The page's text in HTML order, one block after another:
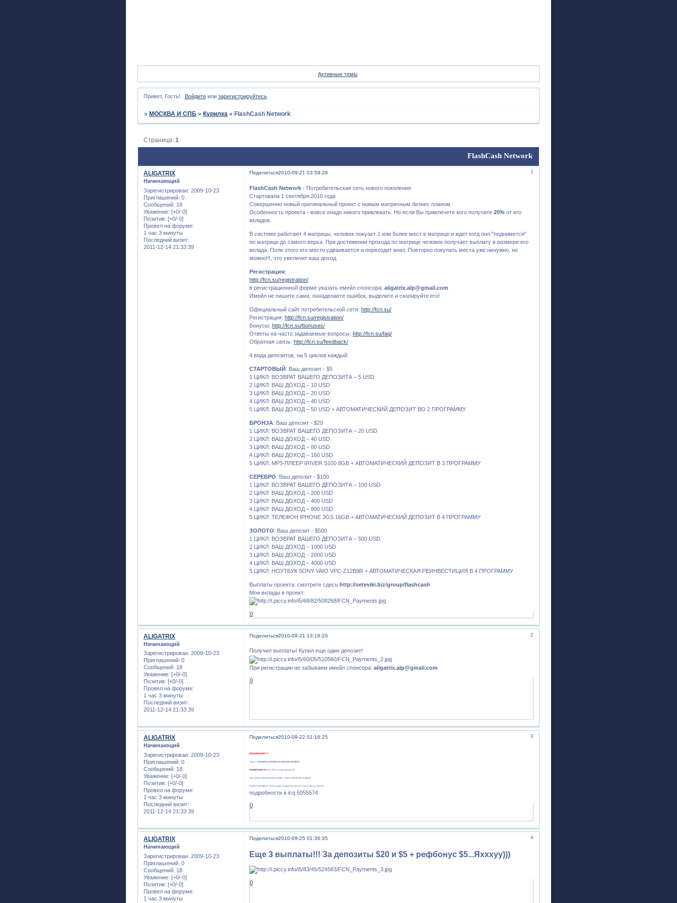
Активные темы
Привет, Гость! Войдитеили зарегистрируйтесь.
» МОСКВА И СПБ » Курилка » FlashCash Network
FlashCash Network
Страница:1
Поделиться 1
2010-09-21 03:59:28
ALIGATRIX
Начинающий
Зарегистрирован: 2009-10-23
Приглашений: 0
Сообщений: 18
Уважение: [+0/-0]
Позитив: [+0/-0]
Провел на форуме:
1 час 3 минуты
Последний визит:
2011-12-14 21:33:39
FlashCash Network - Потребительская сеть нового поколения
Стартовала 1 сентября 2010 года
Совершенно новый орегинальный проект с новым матричным бизнес планом.
Особенность проекта - вовсе енадо никого привлекать. Но если Вы привлечете кого получите20% от его
вкладов.
В системе работают 4 матрицы, человек покуает 1 или более мест в матрице и ждет когд оно "поднимется"
по матрице до самого верха. При достижении прохода по матрице человек получает выплату в размере его
вклада. Поле этого его место удваивается и переходит вниз. Повторно покупать места уже ненужно, но
можно!!!, это увеличит ваш доход.
Регистрация:
http://fcn.su/registration/
в регистрационной форме указать емейл спонсора:aligatrix.alp@gmail.com
Имейл не пишите сами, понаделаете ошибок, выделите и скопируйте его!
Официальный сайт потребительской сети:http://fcn.su/
Регистрация:http://fcn.su/registration/
Бонусы:http://fcn.su/bonuses/
Ответы на часто задаваемые вопросы:http://fcn.su/faq/
Обратная связь:http://fcn.su/feedback/
4 вида депозитов, на 5 циклов каждый:
СТАРТОВЫЙ: Ваш депозит - $5
1 ЦИКЛ: ВОЗВРАТ ВАШЕГО ДЕПОЗИТА – 5 USD
2 ЦИКЛ: ВАШ ДОХОД – 10 USD
3 ЦИКЛ: ВАШ ДОХОД – 20 USD
4 ЦИКЛ: ВАШ ДОХОД – 40 USD
5 ЦИКЛ: ВАШ ДОХОД – 50 USD + АВТОМАТИЧЕСКИЙ ДЕПОЗИТ ВО 2 ПРОГРАММУ
БРОНЗА: Ваш депозит - $20
1 ЦИКЛ: ВОЗВРАТ ВАШЕГО ДЕПОЗИТА – 20 USD
2 ЦИКЛ: ВАШ ДОХОД – 40 USD
3 ЦИКЛ: ВАШ ДОХОД – 80 USD
4 ЦИКЛ: ВАШ ДОХОД – 160 USD
5 ЦИКЛ: MP3-ПЛЕЕР IRIVER S100 8GB + АВТОМАТИЧЕСКИЙ ДЕПОЗИТ В 3 ПРОГРАММУ
СЕРЕБРО: Ваш депозит - $100
1 ЦИКЛ: ВОЗВРАТ ВАШЕГО ДЕПОЗИТА – 100 USD
2 ЦИКЛ: ВАШ ДОХОД – 200 USD
3 ЦИКЛ: ВАШ ДОХОД – 400 USD
4 ЦИКЛ: ВАШ ДОХОД – 800 USD
5 ЦИКЛ: ТЕЛЕФОН IPHONE 3GS 16GB + АВТОМАТИЧЕСКИЙ ДЕПОЗИТ В 4 ПРОГРАММУ
ЗОЛОТО: Ваш депозит - $500
1 ЦИКЛ: ВОЗВРАТ ВАШЕГО ДЕПОЗИТА – 500 USD
2 ЦИКЛ: ВАШ ДОХОД – 1000 USD
3 ЦИКЛ: ВАШ ДОХОД – 2000 USD
4 ЦИКЛ: ВАШ ДОХОД – 4000 USD
5 ЦИКЛ: НОУТБУК SONY VAIO VPC-Z12B9R + АВТОМАТИЧЕСКАЯ РЕИНВЕСТИЦИЯ В 4 ПРОГРАММУ
Выплаты проекта: смотрите сдесьhttp://seteviki.biz/group/flashcash
Мои вклады в проект:
0
Поделиться 2
2010-09-21 13:16:20
ALIGATRIX
Начинающий
Зарегистрирован: 2009-10-23
Приглашений: 0
Сообщений: 18
Уважение: [+0/-0]
Позитив: [+0/-0]
Провел на форуме:
1 час 3 минуты
Последний визит:
2011-12-14 21:33:39
Получил выплаты! Купил еще один депозит!
При регистрации не забываем имейл спонсора:aligatrix.alp@gmail.com
0
Поделиться 3
2010-09-22 01:16:25
ALIGATRIX
Начинающий
Зарегистрирован: 2009-10-23
Приглашений: 0
Сообщений: 18
Уважение: [+0/-0]
Позитив: [+0/-0]
Провел на форуме:
1 час 3 минуты
Последний визит:
2011-12-14 21:33:39
ВНИМАНИЕ !!!
Только с23-09-2010 с 0-00 (МСК) по 24-09-2010 0-00 (МСК)
РЕФБЕК 100% !!!! а это 20% от ваших депозитов!!!
(при условии правильной регистрации, с моим спонсорским имейлом)
Верните себе20% от суммы ваших вкладов! Выплачу как только мне их начислят)
подробности в icq 5055574
0
Поделиться 4
2010-09-25 01:36:35
ALIGATRIX
Начинающий
Зарегистрирован: 2009-10-23
Приглашений: 0
Сообщений: 18
Уважение: [+0/-0]
Позитив: [+0/-0]
Провел на форуме:
1 час 3 минуты
Еще 3 выплаты!!! За депозиты $20 и $5 + рефбонус $5...Яхххуу)))
0